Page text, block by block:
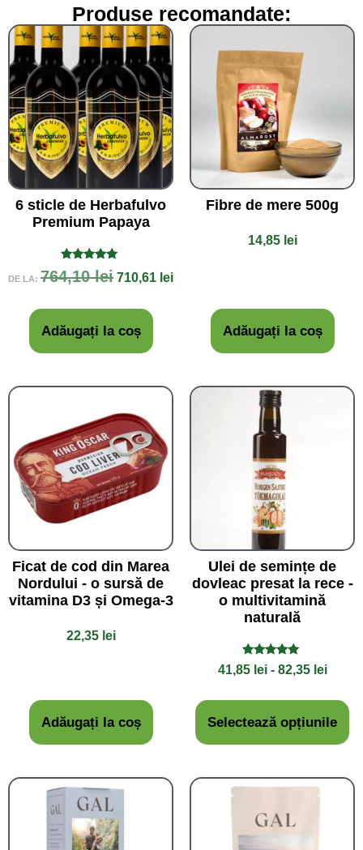
Produse recomandate:
6 sticle de Herbafulvo
Premium Papaya
Evaluat la
5.00
DE LA: 764,10lei 710,61 lei
Adăugați la coș
Fibre de mere 500g
14,85 lei
Adăugați la coș
Ficat de cod din Marea
Nordului - o sursă de
vitamina D3 și Omega-3
22,35 lei
Adăugați la coș
Ulei de semințe de
dovleac presat la rece -
o multivitamină
naturală
Evaluat la
5.00
41,85 lei - 82,35 lei
Selectează opțiunile